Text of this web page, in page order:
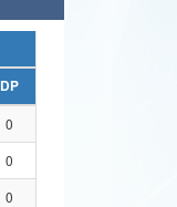
DP
0
0
0